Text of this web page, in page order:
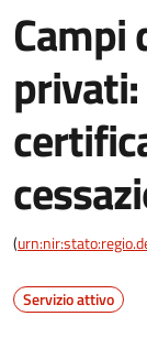
Campi
(
Servizio attivo